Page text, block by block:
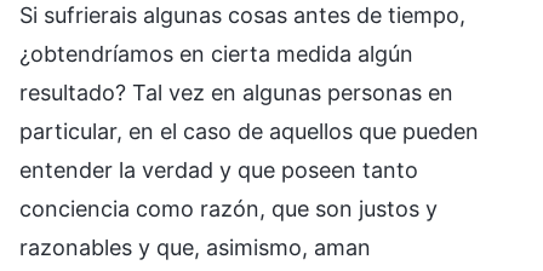
Si sufrierais algunas cosas antes de tiempo,
¿obtendríamos en cierta medida algún
resultado? Tal vez en algunas personas en
particular, en el caso de aquellos que pueden
entender la verdad y que poseen tanto
conciencia como razón, que son justos y
razonables y que, asimismo, aman